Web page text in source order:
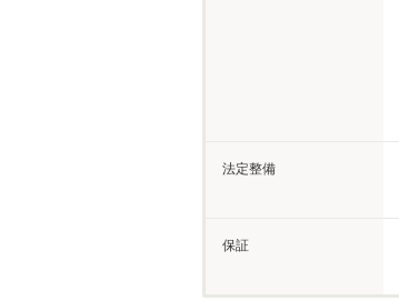
法定整備
保証